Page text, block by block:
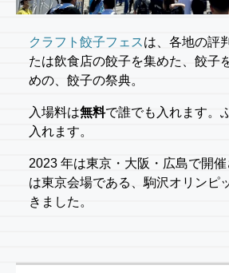
クラフト餃子フェスは、各地の評
たは飲食店の餃子を集めた、餃子
めの、餃子の祭典。
入場料は無料で誰でも入れます。
入れます。
2023 年は東京・大阪・広島で開
は東京会場である、駒沢オリンピ
きました。